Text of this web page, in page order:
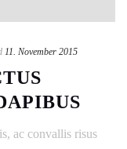
11. November 2015
ac convallis risus